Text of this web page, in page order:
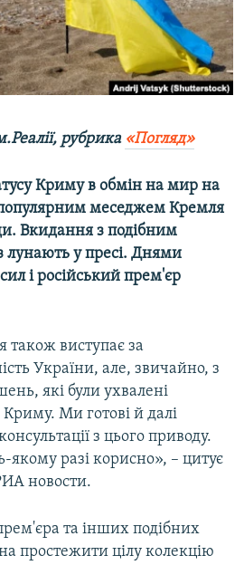
рубрика «Погляд»
Криму в обмін на мир на
меседжем Кремля
Вкидання з подібним
лунають у пресі. Днями
і російський прем'єр
також виступає за
України, але, звичайно, з
які були ухвалені
Ми готові й далі
з цього приводу.
разі корисно», – цитує
новости.
та інших подібних
простежити цілу колекцію